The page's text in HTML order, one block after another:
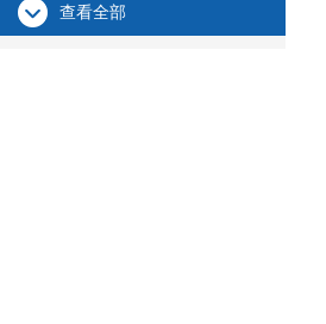
查看全部